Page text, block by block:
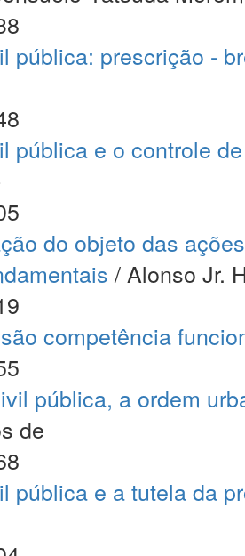
pública: prescrição -
pública e o controle
do objeto das
/ Alonso Jr.
competência
pública, a ordem
de
pública e a tutela da